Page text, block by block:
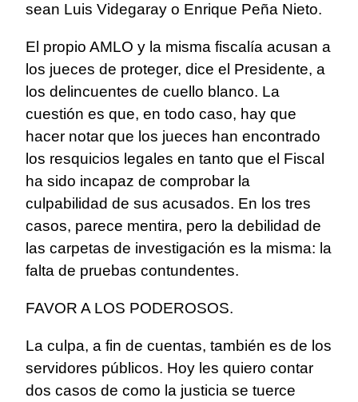
sean Luis Videgaray o Enrique Peña Nieto.
El propio AMLO y la misma fiscalía acusan a
los jueces de proteger, dice el Presidente, a
los delincuentes de cuello blanco. La
cuestión es que, en todo caso, hay que
hacer notar que los jueces han encontrado
los resquicios legales en tanto que el Fiscal
ha sido incapaz de comprobar la
culpabilidad de sus acusados. En los tres
casos, parece mentira, pero la debilidad de
las carpetas de investigación es la misma: la
falta de pruebas contundentes.
FAVOR A LOS PODEROSOS.
La culpa, a fin de cuentas, también es de los
servidores públicos. Hoy les quiero contar
dos casos de como la justicia se tuerce